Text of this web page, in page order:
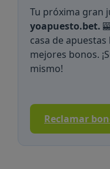
Tu próxima gran
yoapuesto.bet.
casa de
mejores bonos.
mismo!
Reclamar